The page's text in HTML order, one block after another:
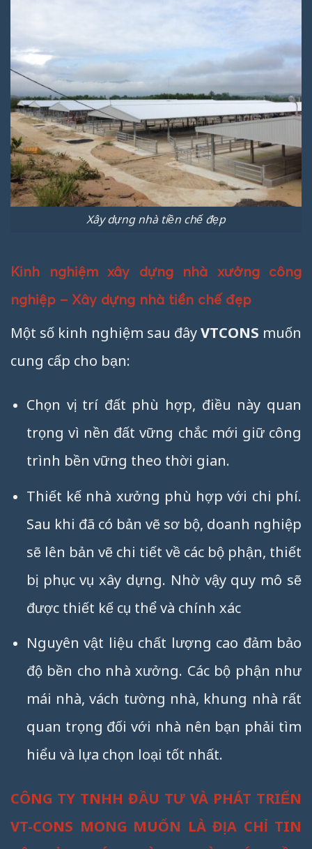
Xây dựng nhà tiền chế đẹp
Kinh nghiệm xây dựng nhà xưởng công
nghiệp – Xây dựng nhà tiền chế đẹp
Một số kinh nghiệm sau đâyVTCONS muốn
cung cấp cho bạn:
Chọn vị trí đất phù hợp, điều này quan
trọng vì nền đất vững chắc mới giữ công
trình bền vững theo thời gian.
Thiết kế nhà xưởng phù hợp với chi phí.
Sau khi đã có bản vẽ sơ bộ, doanh nghiệp
sẽ lên bản vẽ chi tiết về các bộ phận, thiết
bị phục vụ xây dựng. Nhờ vậy quy mô sẽ
được thiết kế cụ thể và chính xác
Nguyên vật liệu chất lượng cao đảm bảo
độ bền cho nhà xưởng. Các bộ phận như
mái nhà, vách tường nhà, khung nhà rất
quan trọng đối với nhà nên bạn phải tìm
hiểu và lựa chọn loại tốt nhất.
CÔNG TY TNHH ĐẦU TƯ VÀ PHÁT TRIỂN
VT-CONS MONG MUỐN LÀ ĐỊA CHỈ TIN